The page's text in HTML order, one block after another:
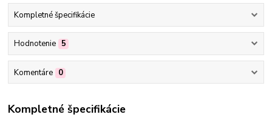
Kompletné špecifikácie
Hodnotenie 5
Komentáre 0
Kompletné špecifikácie